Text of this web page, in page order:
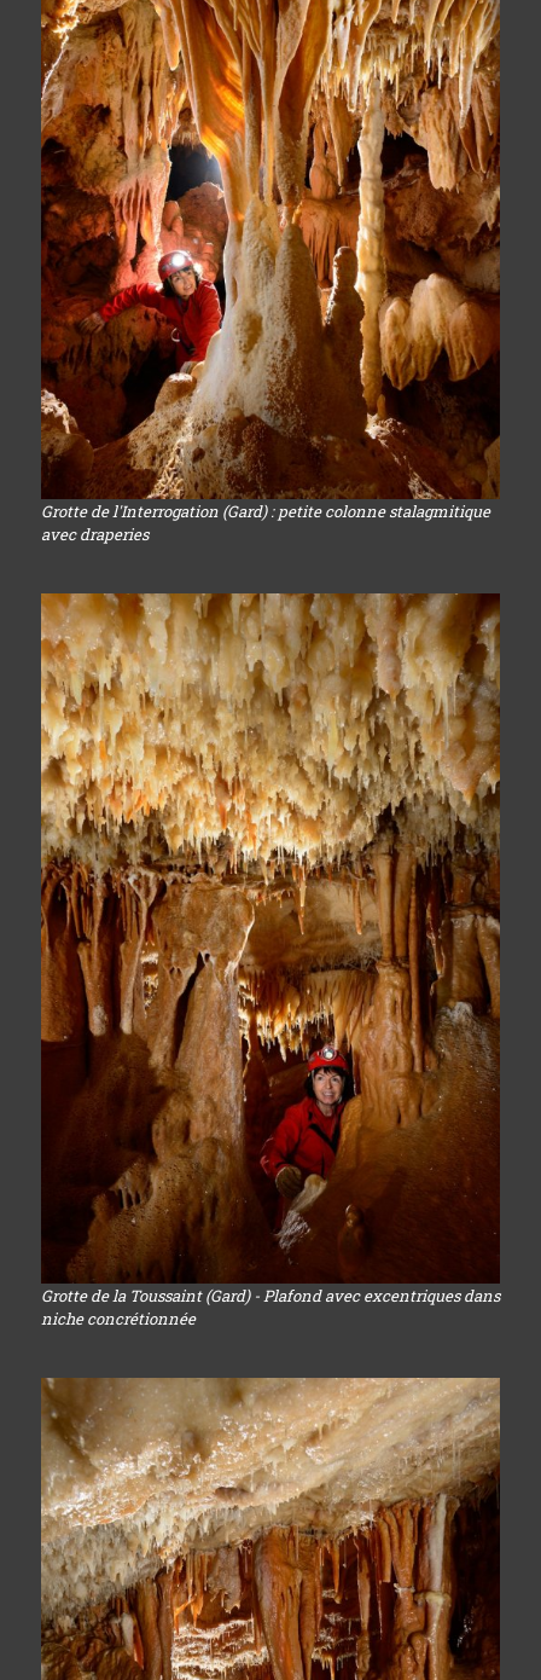
Grotte de l'Interrogation (Gard) : petite colonne stalagmitique
avec draperies
Grotte de la Toussaint (Gard) - Plafond avec excentriques dans
niche concrétionnée